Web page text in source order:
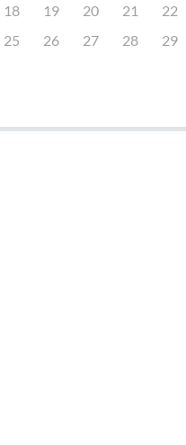
18 19 20 21 22
25 26 27 28 29